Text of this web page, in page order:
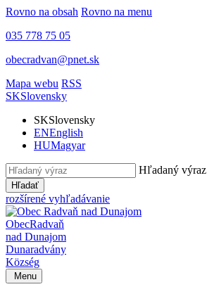
Rovno na obsah Rovno na menu
035 778 75 05
obecradvan@pnet.sk
Mapa webu RSS
SKSlovensky
SKSlovensky
ENEnglish
HUMagyar
Hľadaný výraz
Hľadať
rozšírené vyhľadávanie
ObecRadvaň
nad Dunajom
Dunaradvány
Község
Menu